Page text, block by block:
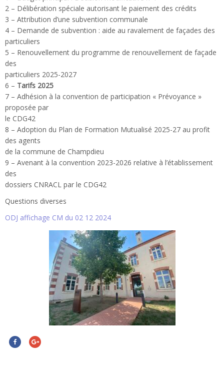
2 – Délibération spéciale autorisant le paiement des crédits
3 – Attribution d’une subvention communale
4 – Demande de subvention : aide au ravalement de façades des
particuliers
5 – Renouvellement du programme de renouvellement de façade
des
particuliers 2025-2027
6 – Tarifs 2025
7 – Adhésion à la convention de participation « Prévoyance »
proposée par
le CDG42
8 – Adoption du Plan de Formation Mutualisé 2025-27 au profit
des agents
de la commune de Champdieu
9 – Avenant à la convention 2023-2026 relative à l’établissement
des
dossiers CNRACL par le CDG42
Questions diverses
ODJ affichage CM du 02 12 2024